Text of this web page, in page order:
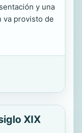
y una
va provisto de
XIX